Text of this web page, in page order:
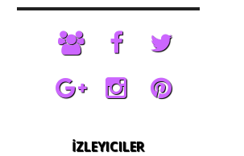
İZLEYICILER